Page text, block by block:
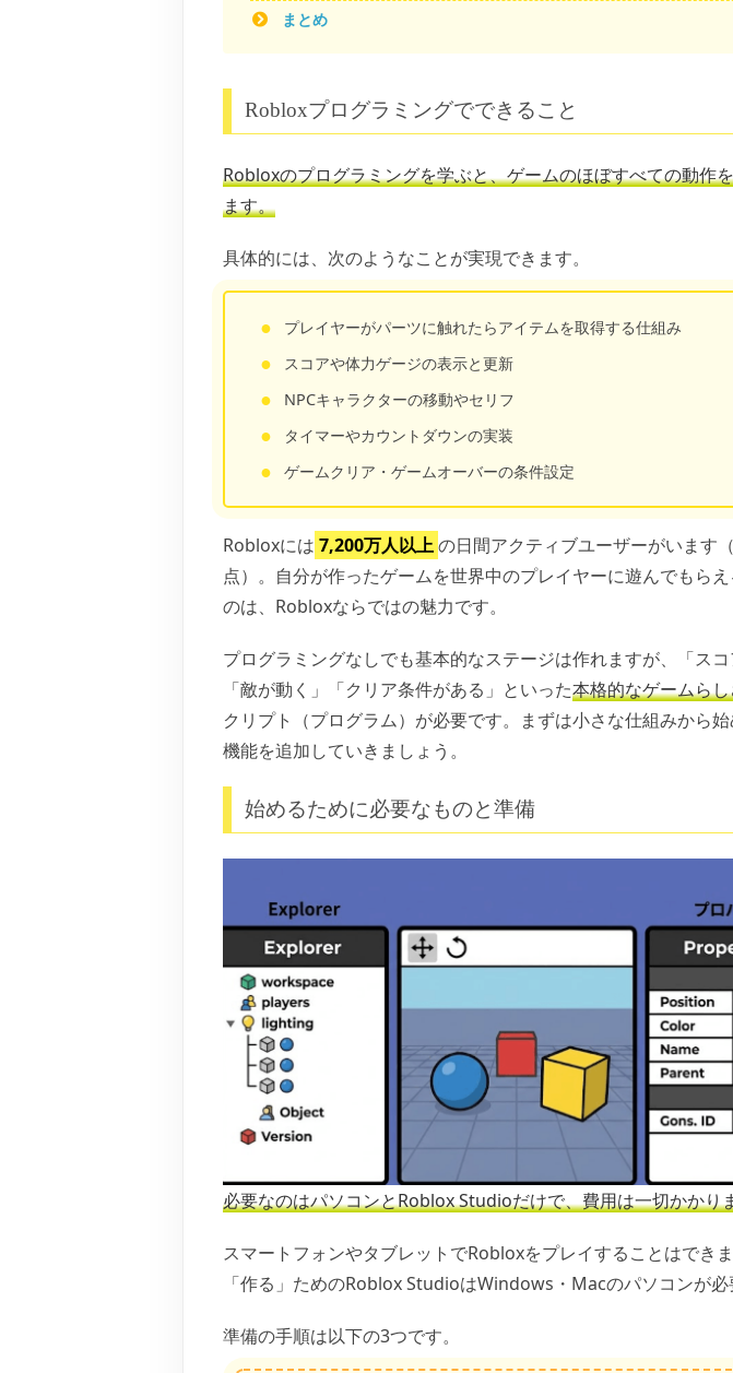
まとめ
Robloxプログラミングでできること
Robloxのプログラミングを学ぶと、ゲームのほぼすべての動作
ます。
具体的には、次のようなことが実現できます。
プレイヤーがパーツに触れたらアイテムを取得する仕組み
スコアや体力ゲージの表示と更新
NPCキャラクターの移動やセリフ
タイマーやカウントダウンの実装
ゲームクリア・ゲームオーバーの条件設定
Robloxには 7,200万人以上の日間アクティブユーザーがいます
点）。自分が作ったゲームを世界中のプレイヤーに遊んでもら
のは、Robloxならではの魅力です。
プログラミングなしでも基本的なステージは作れますが、「スコ
「敵が動く」「クリア条件がある」といった本格的なゲームら
クリプト（プログラム）が必要です。まずは小さな仕組みから
機能を追加していきましょう。
始めるために必要なものと準備
必要なのはパソコンとRoblox Studioだけで、費用は一切かかり
スマートフォンやタブレットでRobloxをプレイすることはでき
「作る」ためのRoblox StudioはWindows・Macのパソコンが必
準備の手順は以下の3つです。